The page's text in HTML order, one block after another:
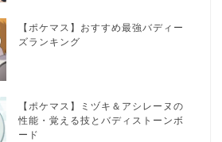
【ポケマス】おすすめ最強バディー
ズランキング
【ポケマス】ミヅキ＆アシレーヌの
性能・覚える技とバディストーンボ
ード